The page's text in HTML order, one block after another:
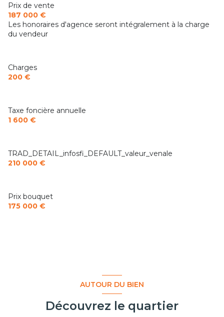
Prix de vente
187 000 €
Les honoraires d'agence seront intégralement à la charge
du vendeur
Charges
200 €
Taxe foncière annuelle
1 600 €
TRAD_DETAIL_infosfi_DEFAULT_valeur_venale
210 000 €
Prix bouquet
175 000 €
AUTOUR DU BIEN
Découvrez le quartier